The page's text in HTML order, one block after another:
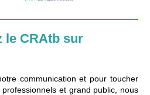
le CRAtb sur
communication et pour toucher
et grand public, nous